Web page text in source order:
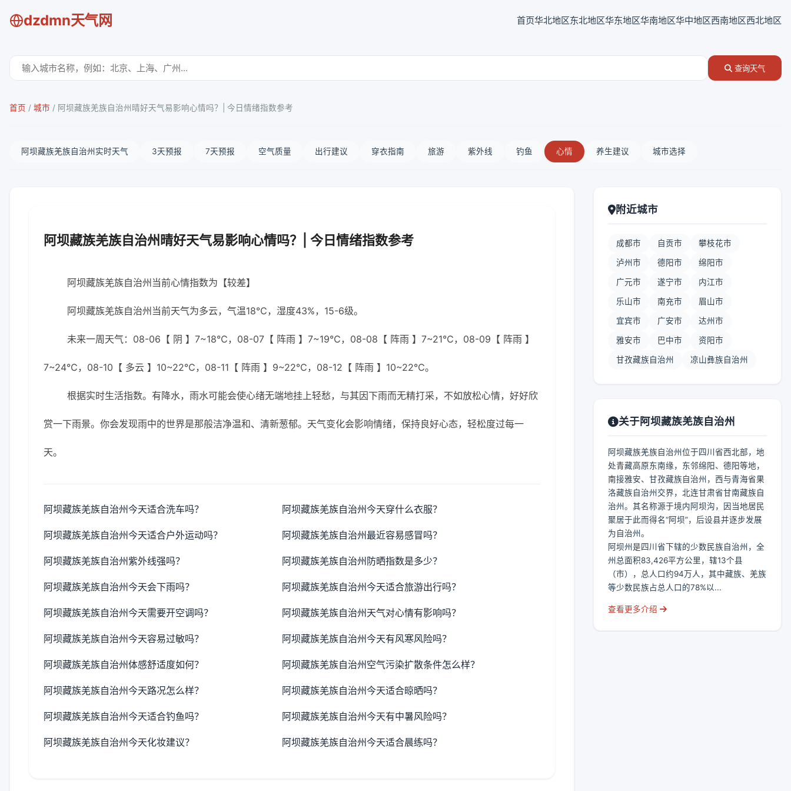
dzdmn天气网 首页华北地区东北地区华东地区华南地区华中地区西南地区西北地区
查询天气
首页 / 城市 / 阿坝藏族羌族自治州晴好天气易影响心情吗？| 今日情绪指数参考
阿坝藏族羌族自治州实时天气 3天预报 7天预报 空气质量 出行建议 穿衣指南 旅游 紫外线 钓鱼 心情 养生建议 城市选择
阿坝藏族羌族自治州晴好天气易影响心情吗？| 今日情绪指数参考
阿坝藏族羌族自治州当前心情指数为【较差】
阿坝藏族羌族自治州当前天气为多云，气温18℃，湿度43%，15-6级。
未来一周天气：08-06【 阴 】7~18℃，08-07【 阵雨 】7~19℃，08-08【 阵雨 】7~21℃，08-09【 阵雨 】
7~24℃，08-10【 多云 】10~22℃，08-11【 阵雨 】9~22℃，08-12【 阵雨 】10~22℃。
根据实时生活指数。有降水，雨水可能会使心绪无端地挂上轻愁，与其因下雨而无精打采，不如放松心情，好好欣
赏一下雨景。你会发现雨中的世界是那般洁净温和、清新葱郁。天气变化会影响情绪，保持良好心态，轻松度过每一
天。
阿坝藏族羌族自治州今天适合洗车吗？ 阿坝藏族羌族自治州今天穿什么衣服？
阿坝藏族羌族自治州今天适合户外运动吗？ 阿坝藏族羌族自治州最近容易感冒吗？
阿坝藏族羌族自治州紫外线强吗？ 阿坝藏族羌族自治州防晒指数是多少？
阿坝藏族羌族自治州今天会下雨吗？ 阿坝藏族羌族自治州今天适合旅游出行吗？
阿坝藏族羌族自治州今天需要开空调吗？ 阿坝藏族羌族自治州天气对心情有影响吗？
阿坝藏族羌族自治州今天容易过敏吗？ 阿坝藏族羌族自治州今天有风寒风险吗？
阿坝藏族羌族自治州体感舒适度如何？ 阿坝藏族羌族自治州空气污染扩散条件怎么样？
阿坝藏族羌族自治州今天路况怎么样？ 阿坝藏族羌族自治州今天适合晾晒吗？
阿坝藏族羌族自治州今天适合钓鱼吗？ 阿坝藏族羌族自治州今天有中暑风险吗？
阿坝藏族羌族自治州今天化妆建议？ 阿坝藏族羌族自治州今天适合晨练吗？
附近城市
成都市 自贡市 攀枝花市
泸州市 德阳市 绵阳市
广元市 遂宁市 内江市
乐山市 南充市 眉山市
宜宾市 广安市 达州市
雅安市 巴中市 资阳市
甘孜藏族自治州 凉山彝族自治州
关于阿坝藏族羌族自治州
阿坝藏族羌族自治州位于四川省西北部，地
处青藏高原东南缘，东邻绵阳、德阳等地，
南接雅安、甘孜藏族自治州，西与青海省果
洛藏族自治州交界，北连甘肃省甘南藏族自
治州。其名称源于境内阿坝沟，因当地居民
聚居于此而得名“阿坝”，后设县并逐步发展
为自治州。
阿坝州是四川省下辖的少数民族自治州，全
州总面积83,426平方公里，辖13个县
（市），总人口约94万人，其中藏族、羌族
等少数民族占总人口的78%以...
查看更多介绍